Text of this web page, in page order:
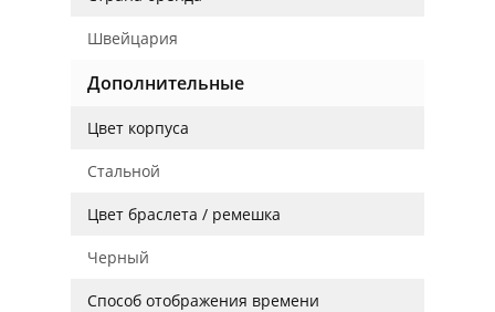
Швейцария
Дополнительные
Цвет корпуса
Стальной
Цвет браслета / ремешка
Черный
Способ отображения времени